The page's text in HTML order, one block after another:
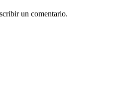
un comentario.